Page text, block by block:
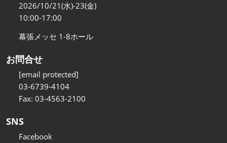
2026/10/21(水)-23(金)
10:00-17:00
幕張メッセ 1-8ホール
お問合せ
[email protected]
03-6739-4104
Fax: 03-4563-2100
SNS
Facebook